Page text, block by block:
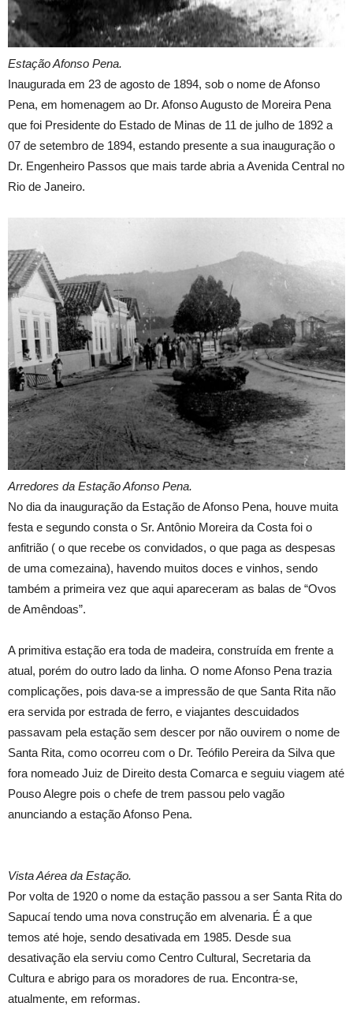
Estação Afonso Pena.
Inaugurada em 23 de agosto de 1894, sob o nome de Afonso
Pena, em homenagem ao Dr. Afonso Augusto de Moreira Pena
que foi Presidente do Estado de Minas de 11 de julho de 1892 a
07 de setembro de 1894, estando presente a sua inauguração o
Dr. Engenheiro Passos que mais tarde abria a Avenida Central no
Rio de Janeiro.
Arredores da Estação Afonso Pena.
No dia da inauguração da Estação de Afonso Pena, houve muita
festa e segundo consta o Sr. Antônio Moreira da Costa foi o
anfitrião ( o que recebe os convidados, o que paga as despesas
de uma comezaina), havendo muitos doces e vinhos, sendo
também a primeira vez que aqui apareceram as balas de “Ovos
de Amêndoas”.
A primitiva estação era toda de madeira, construída em frente a
atual, porém do outro lado da linha. O nome Afonso Pena trazia
complicações, pois dava-se a impressão de que Santa Rita não
era servida por estrada de ferro, e viajantes descuidados
passavam pela estação sem descer por não ouvirem o nome de
Santa Rita, como ocorreu com o Dr. Teófilo Pereira da Silva que
fora nomeado Juiz de Direito desta Comarca e seguiu viagem até
Pouso Alegre pois o chefe de trem passou pelo vagão
anunciando a estação Afonso Pena.
Vista Aérea da Estação.
Por volta de 1920 o nome da estação passou a ser Santa Rita do
Sapucaí tendo uma nova construção em alvenaria. É a que
temos até hoje, sendo desativada em 1985. Desde sua
desativação ela serviu como Centro Cultural, Secretaria da
Cultura e abrigo para os moradores de rua. Encontra-se,
atualmente, em reformas.